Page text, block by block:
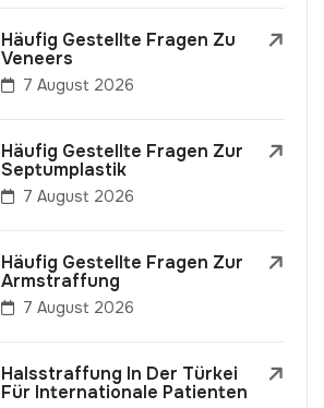
Häufig Gestellte Fragen Zu
Veneers
7 August 2026
Häufig Gestellte Fragen Zur
Septumplastik
7 August 2026
Häufig Gestellte Fragen Zur
Armstraffung
7 August 2026
Halsstraffung In Der Türkei
Für Internationale Patienten